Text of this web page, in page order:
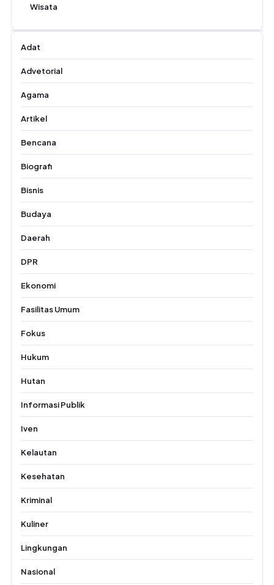
Wisata
Adat
Advetorial
Agama
Artikel
Bencana
Biografi
Bisnis
Budaya
Daerah
DPR
Ekonomi
Fasilitas Umum
Fokus
Hukum
Hutan
Informasi Publik
Iven
Kelautan
Kesehatan
Kriminal
Kuliner
Lingkungan
Nasional